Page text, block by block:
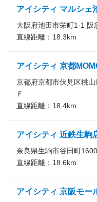
アイシティ マルシェ
大阪府池田市栄町1-1 阪
直線距離： 18.3km
アイシティ 京都
京都府京都市伏見区桃
Ｆ
直線距離： 18.4km
アイシティ 近鉄生駒
奈良県生駒市谷田町
直線距離： 18.6km
アイシティ 京阪モー